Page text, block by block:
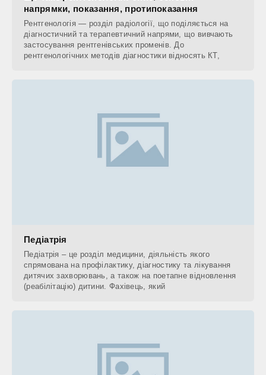
напрямки, показання, протипоказання
Рентгенологія — розділ радіології, що поділяється на
діагностичний та терапевтичний напрями, що вивчають
застосування рентгенівських променів. До
рентгенологічних методів діагностики відносять КТ,
Педіатрія
Педіатрія – це розділ медицини, діяльність якого
спрямована на профілактику, діагностику та лікування
дитячих захворювань, а також на поетапне відновлення
(реабілітацію) дитини. Фахівець, який